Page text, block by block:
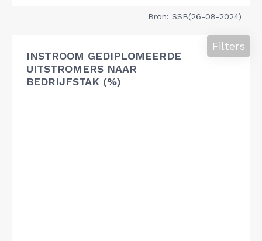
Bron: SSB(26-08-2024)
INSTROOM GEDIPLOMEERDE
UITSTROMERS NAAR
BEDRIJFSTAK (%)
Filters